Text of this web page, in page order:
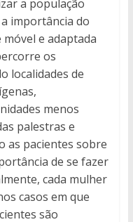
a população
importância do
e adaptada
os
localidades de
menos
palestras e
as pacientes sobre
de se fazer
cada mulher
casos em que
são